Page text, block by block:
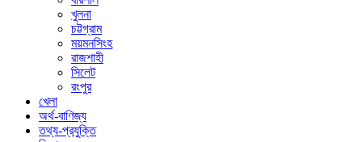
খুলনা
চট্টগ্রাম
ময়মনসিংহ
রাজশাহী
সিলেট
রংপুর
খেলা
অর্থ-বাণিজ্য
তথ্য-প্রযুক্তি